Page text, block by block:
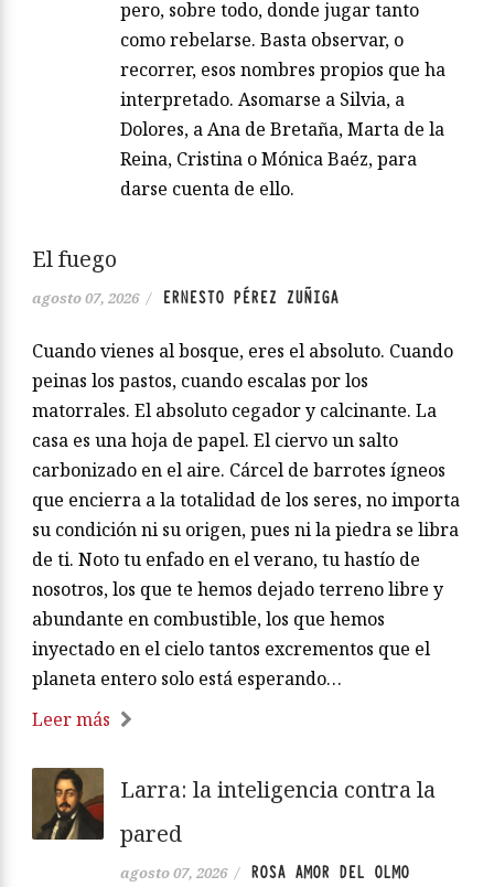
pero, sobre todo, donde jugar tanto
como rebelarse. Basta observar, o
recorrer, esos nombres propios que ha
interpretado. Asomarse a Silvia, a
Dolores, a Ana de Bretaña, Marta de la
Reina, Cristina o Mónica Baéz, para
darse cuenta de ello.
El fuego
agosto 07, 2026 / ERNESTO PÉREZ ZUÑIGA
Cuando vienes al bosque, eres el absoluto. Cuando
peinas los pastos, cuando escalas por los
matorrales. El absoluto cegador y calcinante. La
casa es una hoja de papel. El ciervo un salto
carbonizado en el aire. Cárcel de barrotes ígneos
que encierra a la totalidad de los seres, no importa
su condición ni su origen, pues ni la piedra se libra
de ti. Noto tu enfado en el verano, tu hastío de
nosotros, los que te hemos dejado terreno libre y
abundante en combustible, los que hemos
inyectado en el cielo tantos excrementos que el
planeta entero solo está esperando…
Leer más
Larra: la inteligencia contra la
pared
agosto 07, 2026 / ROSA AMOR DEL OLMO